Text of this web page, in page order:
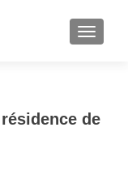
de